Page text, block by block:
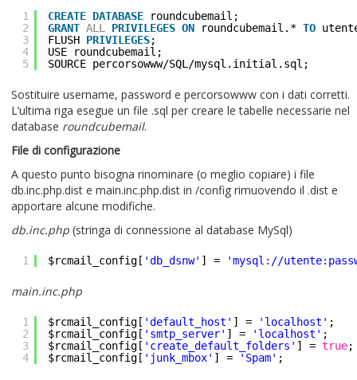
1
2
3
4
5
CREATE DATABASE
roundcubemail;
GRANT ALL PRIVILEGES ON roundcubemail.* TO
FLUSH PRIVILEGES;
USE roundcubemail;
SOURCE percorsowww/SQL/mysql.initial.sql;
Sostituire username, password e percorsowww con i dati corretti.
L’ultima riga esegue un file .sql per creare le tabelle necessarie nel
database roundcubemail.
File di configurazione
A questo punto bisogna rinominare (o meglio copiare) i file
db.inc.php.dist e main.inc.php.dist in /config rimuovendo il .dist e
apportare alcune modifiche.
db.inc.php (stringa di connessione al database MySql)
1 $rcmail_config[ 'db_dsnw' ] = 'mysql://
main.inc.php
1
2
3
4
$rcmail_config[ 'default_host' ] = 'localhost' ;
$rcmail_config[ 'smtp_server' ] = 'localhost' ;
$rcmail_config[ 'create_default_folders' ] = true;
$rcmail_config[ 'junk_mbox' ] = 'Spam' ;